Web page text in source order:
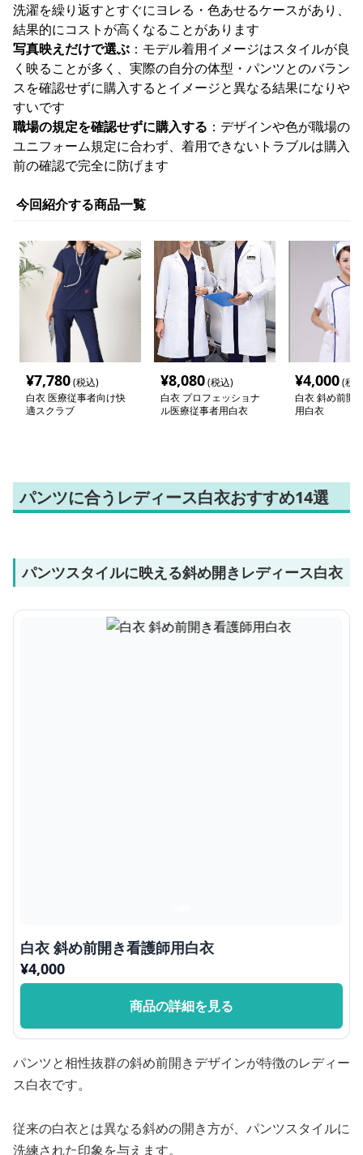
洗濯を繰り返すとすぐにヨレる・色あせるケースがあり、
結果的にコストが高くなることがあります
写真映えだけで選ぶ ：モデル着用イメージはスタイルが良
く映ることが多く、実際の自分の体型・パンツとのバラン
スを確認せずに購入するとイメージと異なる結果になりや
すいです
職場の規定を確認せずに購入する ：デザインや色が職場の
ユニフォーム規定に合わず、着用できないトラブルは購入
前の確認で完全に防げます
今回紹介する商品一覧
¥7,780(税込)
白衣 医療従事者向け快
適スクラブ
¥8,080(税込)
白衣 プロフェッショナ
ル医療従事者用白衣
¥4,000(税
白衣 斜め前開
用白衣
パンツに合うレディース白衣おすすめ14選
パンツスタイルに映える斜め開きレディース白衣
白衣 斜め前開き看護師用白衣
¥4,000
商品の詳細を見る
パンツと相性抜群の斜め前開きデザインが特徴のレディー
ス白衣です。
従来の白衣とは異なる斜めの開き方が、パンツスタイルに
洗練された印象を与えます。